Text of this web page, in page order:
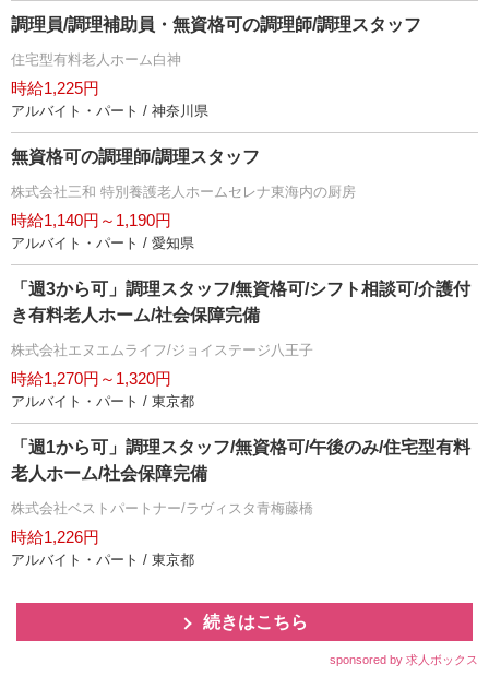
調理員/調理補助員・無資格可の調理師/調理スタッフ
住宅型有料老人ホーム白神
時給1,225円
アルバイト・パート / 神奈川県
無資格可の調理師/調理スタッフ
株式会社三和 特別養護老人ホームセレナ東海内の厨房
時給1,140円～1,190円
アルバイト・パート / 愛知県
「週3から可」調理スタッフ/無資格可/シフト相談可/介護付
き有料老人ホーム/社会保障完備
株式会社エヌエムライフ/ジョイステージ八王子
時給1,270円～1,320円
アルバイト・パート / 東京都
「週1から可」調理スタッフ/無資格可/午後のみ/住宅型有料
老人ホーム/社会保障完備
株式会社ベストパートナー/ラヴィスタ青梅藤橋
時給1,226円
アルバイト・パート / 東京都
続きはこちら
sponsored by 求人ボックス